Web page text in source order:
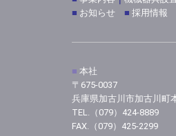
■ お知らせ ■ 採用情報
■ 本社
〒675-0037
兵庫県加古川市加古川町
TEL.（079）424-8889
FAX.（079）425-2299